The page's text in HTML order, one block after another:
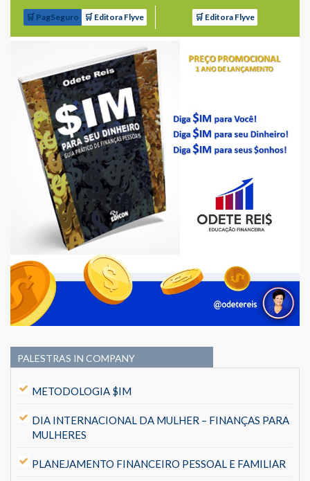
🛒 PagSeguro 🛒 Editora Flyve 🛒 Editora Flyve
PALESTRAS IN COMPANY
METODOLOGIA $IM
DIA INTERNACIONAL DA MULHER – FINANÇAS PARA
MULHERES
PLANEJAMENTO FINANCEIRO PESSOAL E FAMILIAR